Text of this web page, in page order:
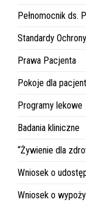
Pełnomocnik ds.
Standardy
Prawa Pacjenta
Pokoje dla
Programy lekowe
Badania kliniczne
“Żywienie dla
Wniosek o
Wniosek o